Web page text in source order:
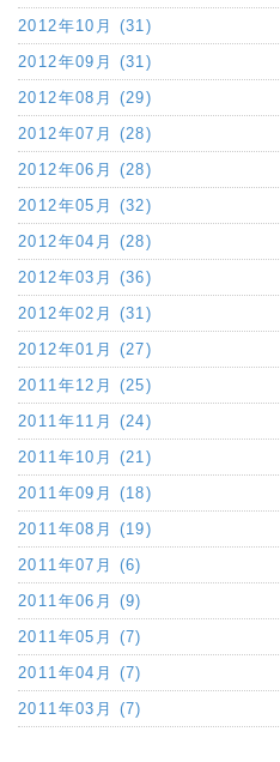
2012年10月 (31)
2012年09月 (31)
2012年08月 (29)
2012年07月 (28)
2012年06月 (28)
2012年05月 (32)
2012年04月 (28)
2012年03月 (36)
2012年02月 (31)
2012年01月 (27)
2011年12月 (25)
2011年11月 (24)
2011年10月 (21)
2011年09月 (18)
2011年08月 (19)
2011年07月 (6)
2011年06月 (9)
2011年05月 (7)
2011年04月 (7)
2011年03月 (7)